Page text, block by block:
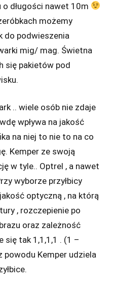
o długości nawet 10m
możemy
do podwieszenia
mig/ mag. Świetna
się pakietów pod
.. wiele osób nie zdaje
wpływa na jakość
na niej to nie to na co
Kemper ze swoją
w tyle.. Optrel , a nawet
wyborze przyłbicy
optyczną , na którą
, rozczepienie po
oraz zależność
się tak 1,1,1,1 . (1 –
powodu Kemper udziela